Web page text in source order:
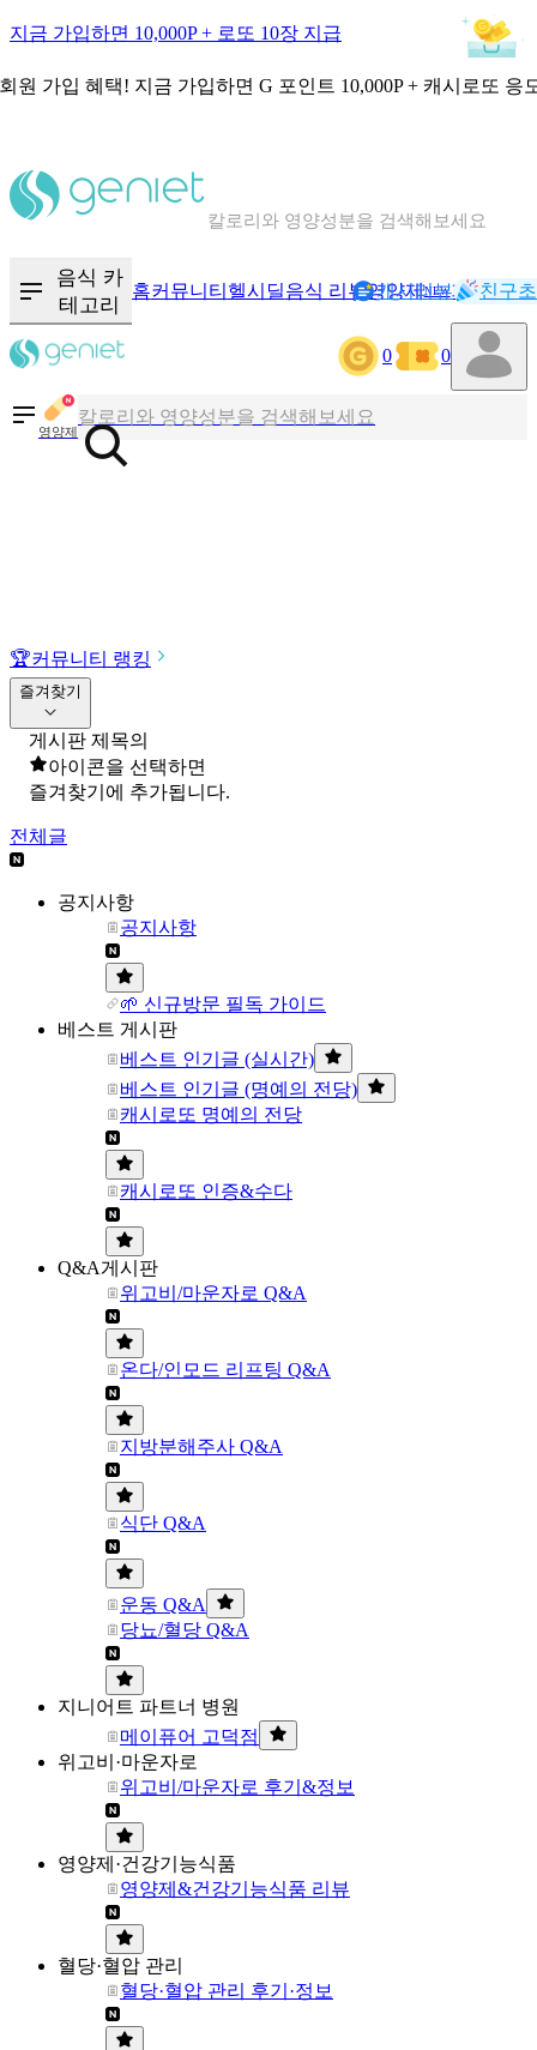
지금 가입하면 10,000P + 로또 10장 지급
원 가입 혜택! 지금 가입하면 G 포인트 10,000P + 캐시로또 응
칼로리와 영양성분을 검색해보세요
음식 카
테고리
홈커뮤니티 헬시딜음식 리뷰영양제NEW기록
캐시리뷰 친구
0 0
영양제
칼로리와 영양성분을 검색해보세요
혈당 · 다이어트 음식 검색해보세요
🏆커뮤니티 랭킹
즐겨찾기
게시판 제목의
아이콘을 선택하면
즐겨찾기에 추가됩니다.
전체글
공지사항
공지사항
🌱 신규방문 필독 가이드
베스트 게시판
베스트 인기글 (실시간)
베스트 인기글 (명예의 전당)
캐시로또 명예의 전당
캐시로또 인증&수다
Q&A게시판
위고비/마운자로 Q&A
온다/인모드 리프팅 Q&A
지방분해주사 Q&A
식단 Q&A
운동 Q&A
당뇨/혈당 Q&A
지니어트 파트너 병원
메이퓨어 고덕점
위고비·마운자로
위고비/마운자로 후기&정보
영양제·건강기능식품
영양제&건강기능식품 리뷰
혈당·혈압 관리
혈당·혈압 관리 후기·정보